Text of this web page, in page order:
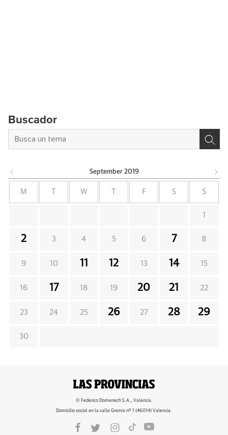
Buscador
September 2019
M W F S S
1
2 3 4 5 6 7 8
9 10 11 12 13 14 15
16 17 18 19 20 21 22
23 24 25 26 27 28 29
30
© Federico Domenech S.A., Valencia.
Domicilio social en la calle Gremis nº 1 (46014) Valencia.